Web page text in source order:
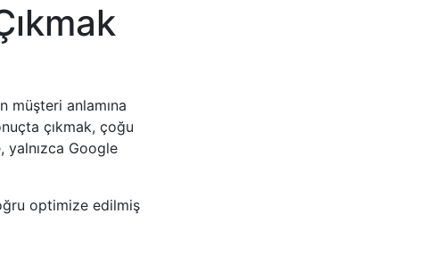
müşteri anlamına
çıkmak, çoğu
Google
optimize edilmiş